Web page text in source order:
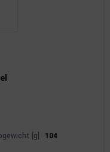
[g] 104